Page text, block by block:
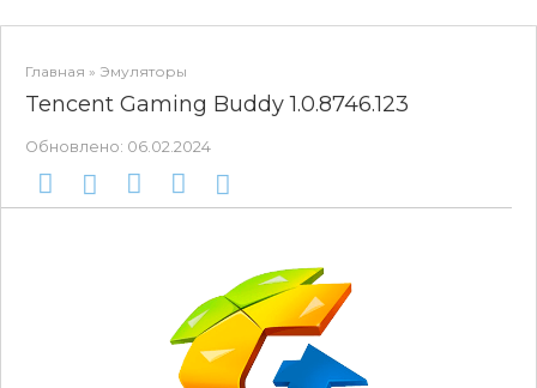
Главная » Эмуляторы
Tencent Gaming Buddy 1.0.8746.123
Обновлено: 06.02.2024